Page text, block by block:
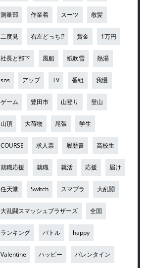
測量部 作業着 スーツ 散髪
二度見 右左どっち!? 賞金 1万円
社長と部下 風船 紙吹雪 熱湯
sns アップ TV 番組 我慢
ゲーム 豊田市 山登り 登山
山頂 大荷物 尾張 学生
COURSE 求人票 履歴書 高校生
就職応援 就職 就活 応援 届け
任天堂 Switch スマブラ 大乱闘
大乱闘スマッシュブラザーズ 全国
ランキング バトル happy
Valentine ハッピー バレンタイン